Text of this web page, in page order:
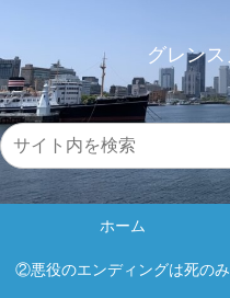
グレン
ホーム
②悪役のエンディングは死のみ